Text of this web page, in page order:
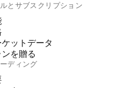
とサブスクリプション
ケットデータ
ンを贈る
ディング